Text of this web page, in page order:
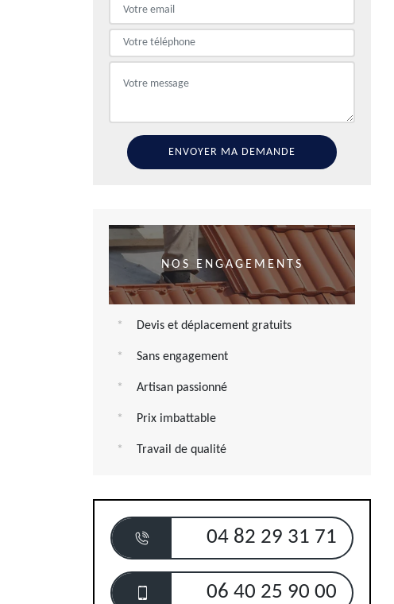
NOS ENGAGEMENTS
Devis et déplacement gratuits
Sans engagement
Artisan passionné
Prix imbattable
Travail de qualité
04 82 29 31 71
06 40 25 90 00